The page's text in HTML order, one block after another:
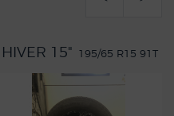
15" 195/65 R15 91T